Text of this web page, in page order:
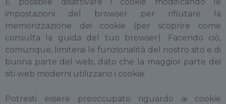
impostazioni del browser per rifiutare la
memorizzazione dei cookie (per scoprire come
consulta la guida del tuo browser). Facendo ciò,
comunque, limiterai le funzionalità del nostro sito e di
buona parte del web, dato che la maggior parte dei
siti web moderni utilizzano i cookie.
Potresti essere preoccupato riguardo ai cookie